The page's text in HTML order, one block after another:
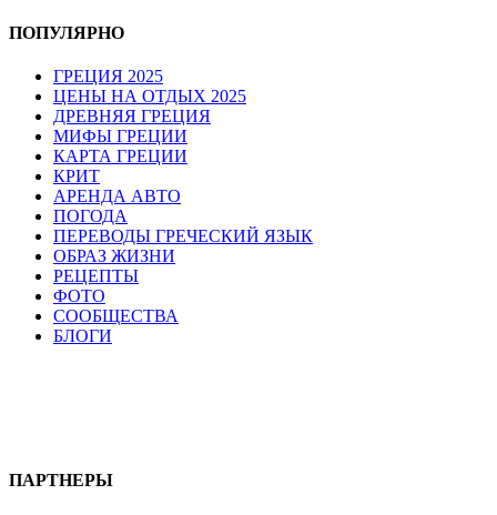
ПОПУЛЯРНО
ГРЕЦИЯ 2025
ЦЕНЫ НА ОТДЫХ 2025
ДРЕВНЯЯ ГРЕЦИЯ
МИФЫ ГРЕЦИИ
КАРТА ГРЕЦИИ
КРИТ
АРЕНДА АВТО
ПОГОДА
ПЕРЕВОДЫ ГРЕЧЕСКИЙ ЯЗЫК
ОБРАЗ ЖИЗНИ
РЕЦЕПТЫ
ФОТО
СООБЩЕСТВА
БЛОГИ
ПАРТНЕРЫ